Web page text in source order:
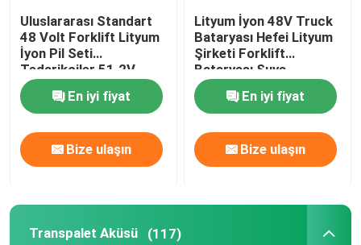
Uluslararası Standart
48 Volt Forklift Lityum
İyon Pil Seti
Tedarikçiler 51.2V
12AH
En iyi fiyat
Bize ulaşın
Lityum İyon 48V Truck
Bataryası Hefei Lityum
Şirketi Forklift
Bataryası Suya
dayanıklı
En iyi fiyat
Bize ulaşın
Transpalet Aküsü (117)